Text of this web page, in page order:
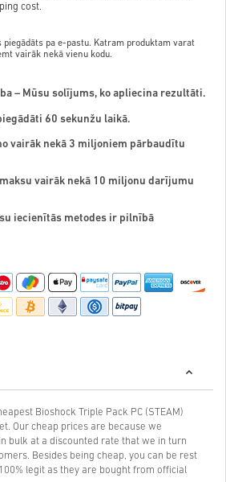
cost.
piegādāts pa e-pastu. Katram produktam varat
vairāk nekā vienu kodu.
– Mūsu solījums, ko apliecina rezultāti.
60 sekunžu laikā.
vairāk nekā 3 miljoniem pārbaudītu
vairāk nekā 10 miljonu darījumu
iecienītās metodes ir pilnībā
Bioshock Triple Pack PC (STEAM)
Our cheap prices are because we
bulk at a discounted rate that we in turn
Besides being cheap, you can be rest
legit as they are bought from official